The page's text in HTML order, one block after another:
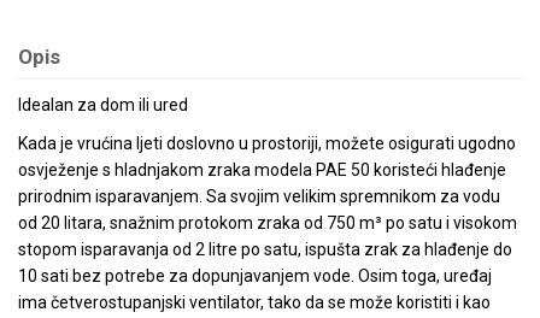
Opis
Idealan za dom ili ured
Kada je vrućina ljeti doslovno u prostoriji, možete osigurati ugodno
osvježenje s hladnjakom zraka modela PAE 50 koristeći hlađenje
prirodnim isparavanjem. Sa svojim velikim spremnikom za vodu
od 20 litara, snažnim protokom zraka od 750 m³ po satu i visokom
stopom isparavanja od 2 litre po satu, ispušta zrak za hlađenje do
10 sati bez potrebe za dopunjavanjem vode. Osim toga, uređaj
ima četverostupanjski ventilator, tako da se može koristiti i kao